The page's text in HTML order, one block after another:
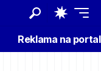
Reklama na